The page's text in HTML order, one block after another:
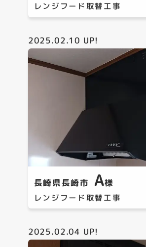
レンジフード取替工事
2025.02.10 UP!
長崎県長崎市 A様
レンジフード取替工事
2025.02.04 UP!